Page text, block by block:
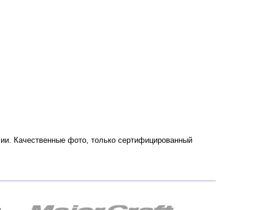
Качественные фото, только сертифицированный